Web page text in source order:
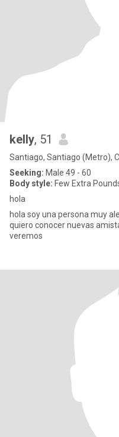
kelly, 51
Santiago, Santiago (Metro),
Seeking: Male 49 - 60
Body style: Few Extra
hola
hola soy una persona muy
quiero conocer nuevas
veremos